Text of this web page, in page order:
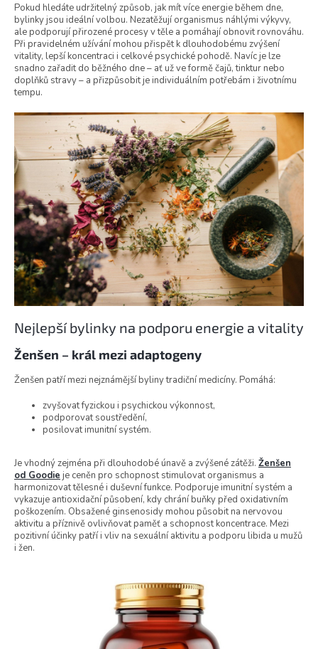
Pokud hledáte udržitelný způsob, jak mít více energie během dne,
bylinky jsou ideální volbou. Nezatěžují organismus náhlými výkyvy,
ale podporují přirozené procesy v těle a pomáhají obnovit rovnováhu.
Při pravidelném užívání mohou přispět k dlouhodobému zvýšení
vitality, lepší koncentraci i celkové psychické pohodě. Navíc je lze
snadno zařadit do běžného dne – ať už ve formě čajů, tinktur nebo
doplňků stravy – a přizpůsobit je individuálním potřebám i životnímu
tempu.
Nejlepší bylinky na podporu energie a vitality
Ženšen – král mezi adaptogeny
Ženšen patří mezi nejznámější byliny tradiční medicíny. Pomáhá:
zvyšovat fyzickou i psychickou výkonnost,
podporovat soustředění,
posilovat imunitní systém.
Je vhodný zejména při dlouhodobé únavě a zvýšené zátěži. Ženšen
od Goodie je ceněn pro schopnost stimulovat organismus a
harmonizovat tělesné i duševní funkce. Podporuje imunitní systém a
vykazuje antioxidační působení, kdy chrání buňky před oxidativním
poškozením. Obsažené ginsenosidy mohou působit na nervovou
aktivitu a příznivě ovlivňovat paměť a schopnost koncentrace. Mezi
pozitivní účinky patří i vliv na sexuální aktivitu a podporu libida u mužů
i žen.